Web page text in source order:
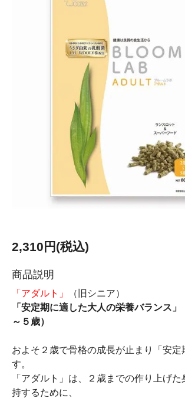
2,310円(税込)
商品説明
「アダルト」
（旧シニア）
「安定期に適した大人の栄養バランス
～５歳）
およそ２歳で骨格の成長が止まり「安定
す。
「アダルト」は、２歳までの作り上げ
持するために、